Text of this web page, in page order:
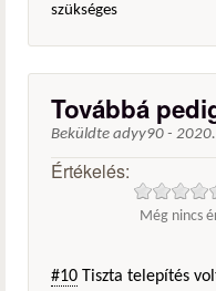
szükséges
Továbbá
Beküldte adyy90 -
Értékelés:
Még nincs
#10 Tiszta telepítés